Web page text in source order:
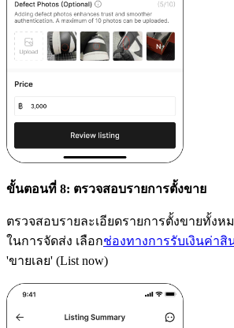
ขั้นตอนที่ 8: ตรวจสอบรายการตั้งขาย
ตรวจสอบรายละเอียดรายการตั้งขายทั้ง
ในการจัดส่ง เลือกช่องทางการรับเงินค่าสิ
'ขายเลย' (List now)